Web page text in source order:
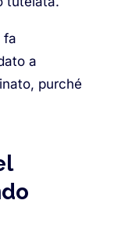
fa
a
purché